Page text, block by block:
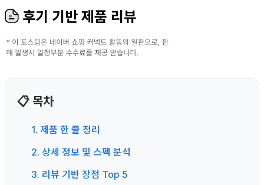
후기 기반 제품 리뷰
📋 목차
1. 제품 한 줄 정리
2. 상세 정보 및 스펙 분석
3. 리뷰 기반 장점 Top 5